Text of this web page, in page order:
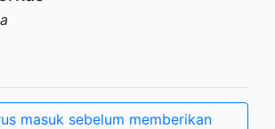
masuk sebelum memberikan